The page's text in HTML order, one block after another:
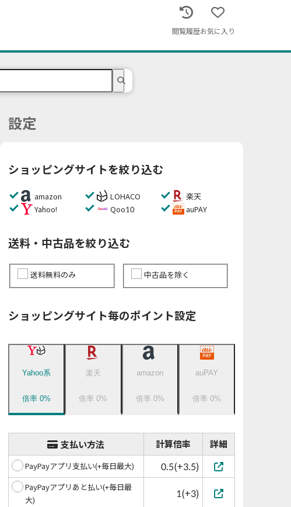
閲覧履歴お気に入り
設定
ショッピングサイトを絞り込む
amazon LOHACO
楽天
Yahoo!
Qoo10 auPAY
送料・中古品を絞り込む
送料無料のみ 中古品を除く
ショッピングサイト毎のポイント設定
Yahoo系
倍率0%
楽天
倍率0%
amazon
倍率 0%
auPAY
倍率0%
支払い方法 計算倍率 詳細
PayPayアプリ支払い(+毎日最大) 0.5(+3.5)
PayPayアプリあと払い(+毎日最
大)
1(+3)